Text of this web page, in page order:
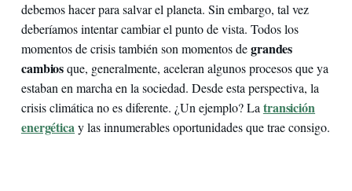
debemos hacer para salvar el planeta. Sin embargo, tal vez
deberíamos intentar cambiar el punto de vista. Todos los
momentos de crisis también son momentos degrandes
cambiosque, generalmente, aceleran algunos procesos que ya
estaban en marcha en la sociedad. Desde esta perspectiva, la
crisis climática no es diferente. ¿Un ejemplo? La transición
energéticay las innumerables oportunidades que trae consigo.